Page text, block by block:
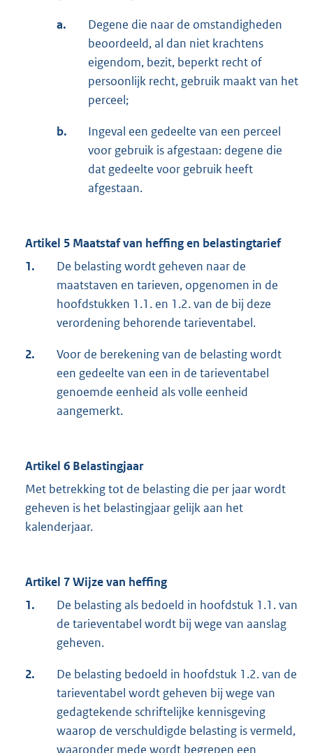
a.
Degene die naar de omstandigheden
beoordeeld, al dan niet krachtens
eigendom, bezit, beperkt recht of
persoonlijk recht, gebruik maakt van het
perceel;
b.
Ingeval een gedeelte van een perceel
voor gebruik is afgestaan: degene die
dat gedeelte voor gebruik heeft
afgestaan.
Artikel 5 Maatstaf van heffing en belastingtarief
1.
De belasting wordt geheven naar de
maatstaven en tarieven, opgenomen in de
hoofdstukken 1.1. en 1.2. van de bij deze
verordening behorende tarieventabel.
2.
Voor de berekening van de belasting wordt
een gedeelte van een in de tarieventabel
genoemde eenheid als volle eenheid
aangemerkt.
Artikel 6 Belastingjaar
Met betrekking tot de belasting die per jaar wordt
geheven is het belastingjaar gelijk aan het
kalenderjaar.
Artikel 7 Wijze van heffing
1.
De belasting als bedoeld in hoofdstuk 1.1. van
de tarieventabel wordt bij wege van aanslag
geheven.
2.
De belasting bedoeld in hoofdstuk 1.2. van de
tarieventabel wordt geheven bij wege van
gedagtekende schriftelijke kennisgeving
waarop de verschuldigde belasting is vermeld,
waaronder mede wordt begrepen een